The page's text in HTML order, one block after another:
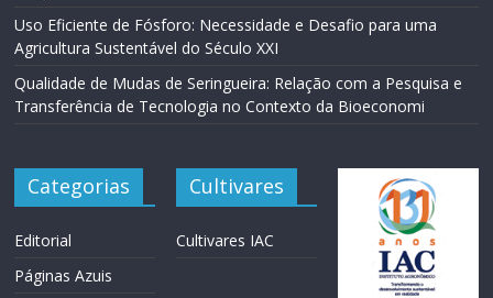
Uso Eficiente de Fósforo: Necessidade e Desafio para uma
Agricultura Sustentável do Século XXI
Qualidade de Mudas de Seringueira: Relação com a Pesquisa e
Transferência de Tecnologia no Contexto da Bioeconomi
Categorias
Editorial
Páginas Azuis
Cultivares
Cultivares IAC